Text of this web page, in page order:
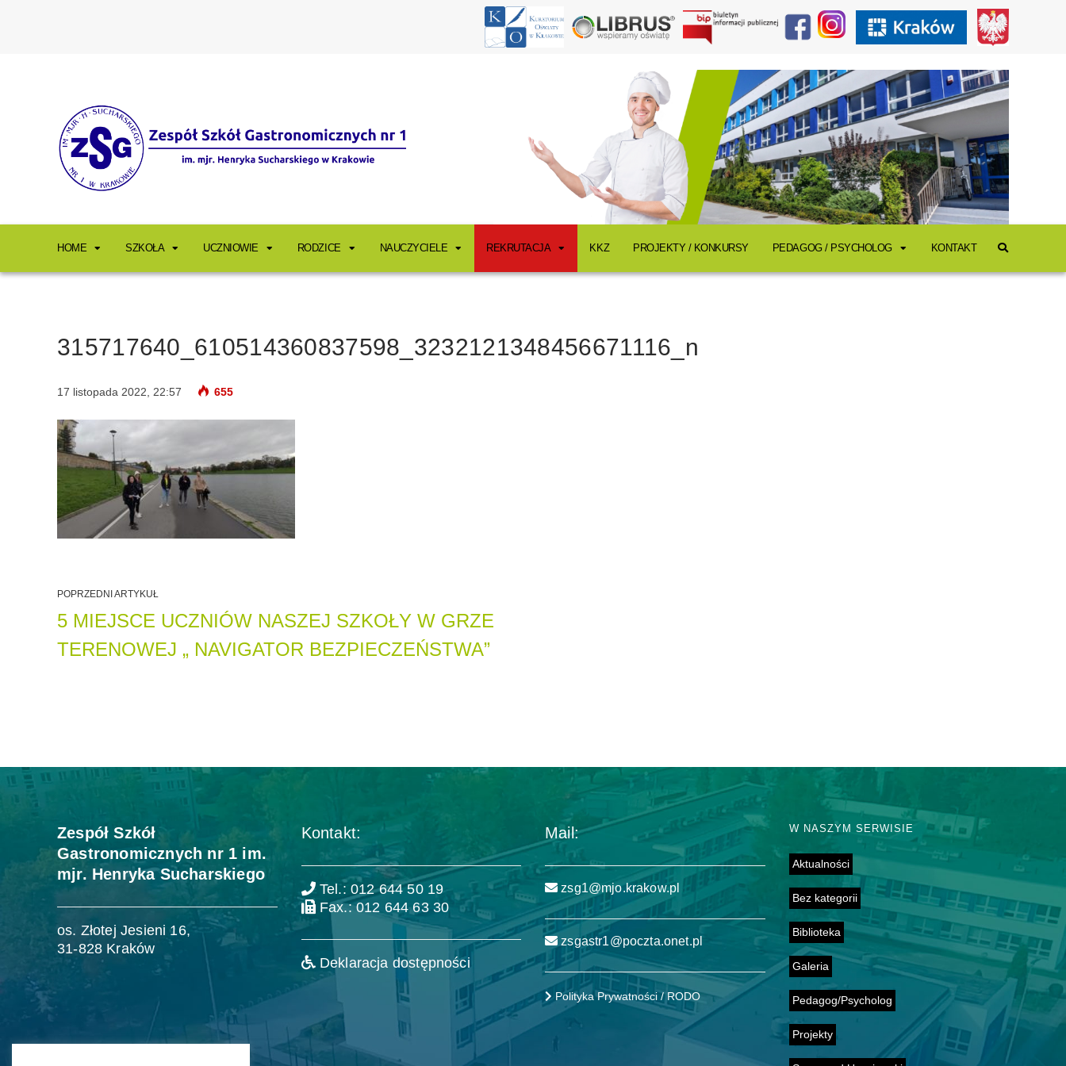
HOME SZKOŁA UCZNIOWIE RODZICE NAUCZYCIELE REKRUTACJA KKZ PROJEKTY / KONKURSY PEDAGOG / PSYCHOLOG KONTAKT
315717640_610514360837598_3232121348456671116_n
17 listopada 2022, 22:57 655
POPRZEDNI ARTYKUŁ
5 MIEJSCE UCZNIÓW NASZEJ SZKOŁY W GRZE
TERENOWEJ „ NAVIGATOR BEZPIECZEŃSTWA”
Zespół Szkół
Gastronomicznych nr 1 im.
mjr. Henryka Sucharskiego
os. Złotej Jesieni 16,
31-828 Kraków
Kontakt:
Tel.: 012 644 50 19
Fax.: 012 644 63 30
Deklaracja dostępności
Mail:
zsg1@mjo.krakow.pl
zsgastr1@poczta.onet.pl
Polityka Prywatności / RODO
W NASZYM SERWISIE
Aktualności
Bez kategorii
Biblioteka
Galeria
Pedagog/Psycholog
Projekty